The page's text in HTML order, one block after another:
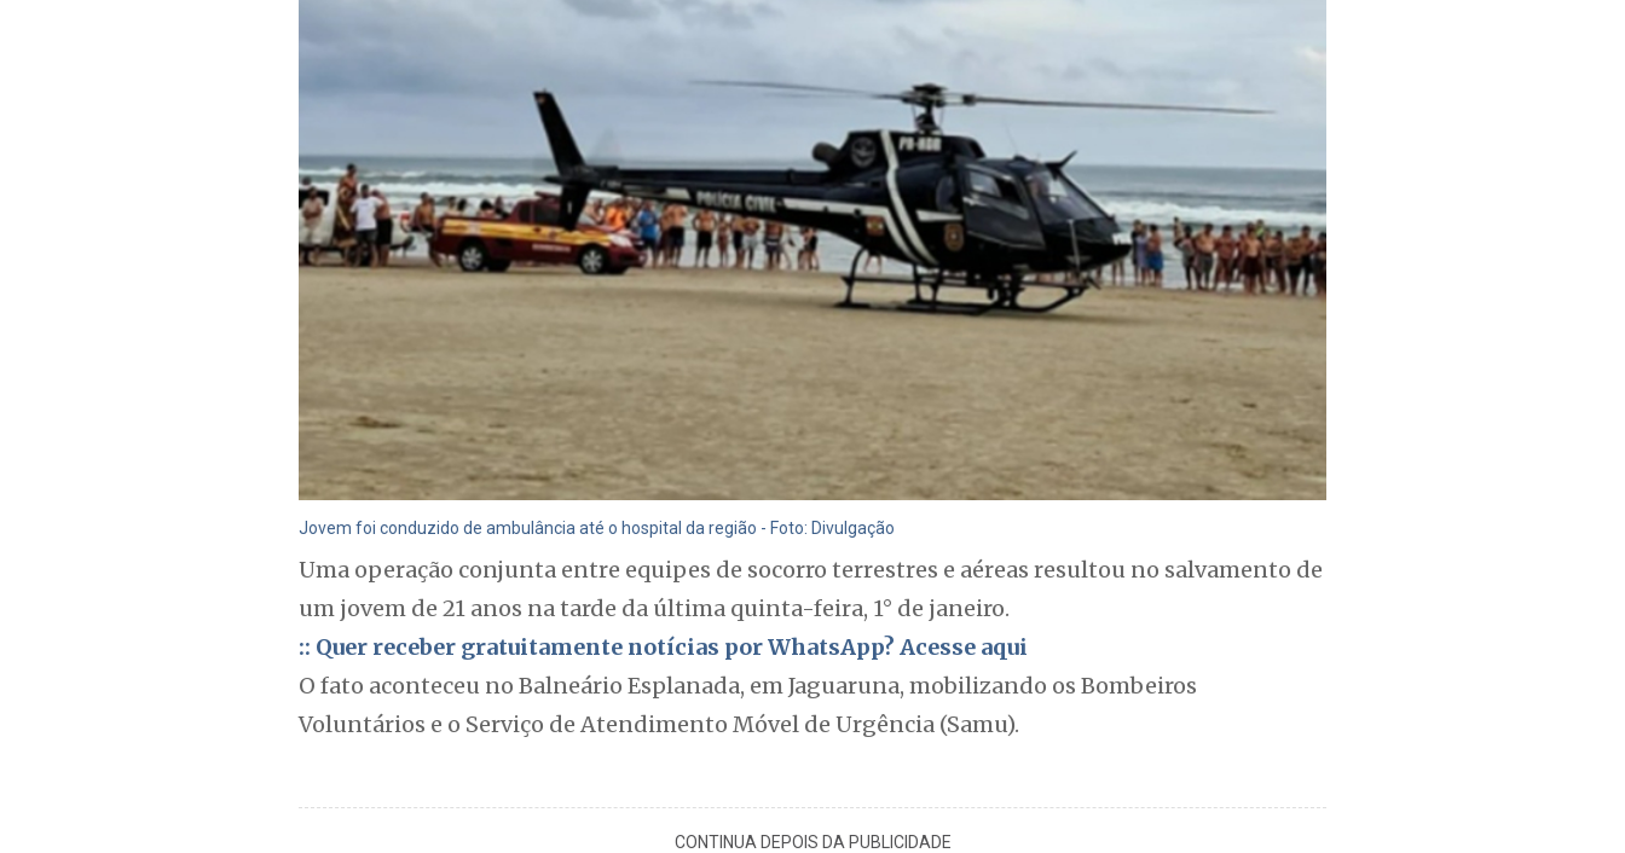
Jovem foi conduzido de ambulância até o hospital da região - Foto: Divulgação
Uma operação conjunta entre equipes de socorro terrestres e aéreas resultou no salvamento de
um jovem de 21 anos na tarde da última quinta-feira, 1° de janeiro.
:: Quer receber gratuitamente notícias por WhatsApp? Acesse aqui
O fato aconteceu no Balneário Esplanada, em Jaguaruna, mobilizando os Bombeiros
Voluntários e o Serviço de Atendimento Móvel de Urgência (Samu).
CONTINUA DEPOIS DA PUBLICIDADE